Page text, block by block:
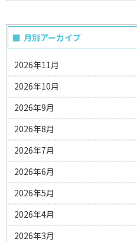
月別アーカイブ
2026年11月
2026年10月
2026年9月
2026年8月
2026年7月
2026年6月
2026年5月
2026年4月
2026年3月